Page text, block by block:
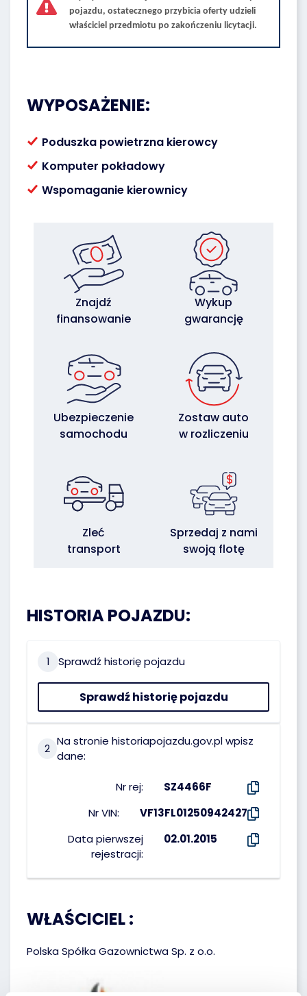
pojazdu, ostatecznego przybicia oferty udzieli
właściciel przedmiotu po zakończeniu licytacji.
WYPOSAŻENIE:
Poduszka powietrzna kierowcy
Komputer pokładowy
Wspomaganie kierownicy
Znajdź
finansowanie
Wykup
gwarancję
Ubezpieczenie
samochodu
Zostaw auto
w rozliczeniu
Zleć
transport
Sprzedaj z nami
swoją flotę
HISTORIA POJAZDU:
1 Sprawdź historię pojazdu
Sprawdź historię pojazdu
2
Na stronie historiapojazdu.gov.pl wpisz
dane:
Nr rej:
SZ4466F
Nr VIN:
VF13FL01250942427
Data pierwszej
rejestracji:
02.01.2015
WŁAŚCICIEL :
Polska Spółka Gazownictwa Sp. z o.o.